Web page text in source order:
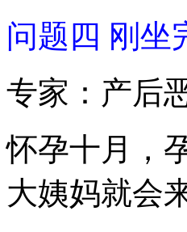
问题四 刚坐
专家：产后
怀孕十月，
大姨妈就会